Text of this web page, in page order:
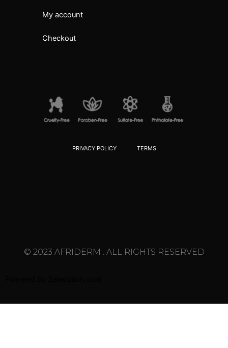
My account
Checkout
PRIVACY POLICY TERMS
© 2023 AFRIDERM . ALL RIGHTS RESERVED